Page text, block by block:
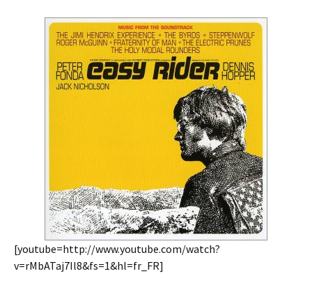
[youtube=http://www.youtube.com/watch?
v=rMbATaj7Il8&fs=1&hl=fr_FR]